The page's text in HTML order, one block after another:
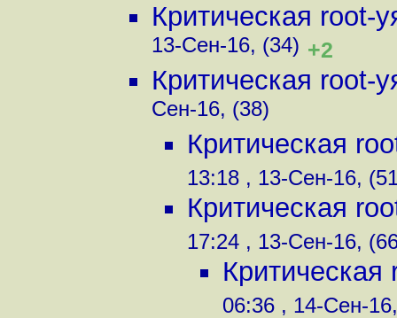
Критическая root-
13-Сен-16, (34) +2
Критическая root-
Сен-16, (38)
Критическая
13:18 , 13-Сен-16,
Критическая
17:24 , 13-Сен-16,
Критическая
06:36 , 14-Сен-